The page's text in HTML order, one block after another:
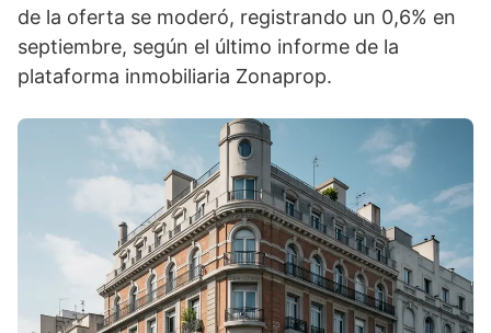
de la oferta se moderó, registrando un 0,6% en
septiembre, según el último informe de la
plataforma inmobiliaria Zonaprop.